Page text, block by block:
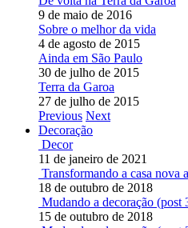
9 de maio de 2016
Sobre o melhor da vida
4 de agosto de 2015
Ainda em São Paulo
30 de julho de 2015
Terra da Garoa
27 de julho de 2015
Previous Next
Decoração
Decor
11 de janeiro de 2021
Transformando a casa nova
18 de outubro de 2018
Mudando a decoração (post
15 de outubro de 2018